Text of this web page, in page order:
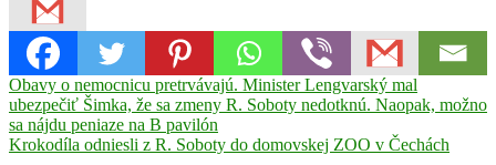
Rimavská
SobotaŠperkárstvoTimea
BlaskovicsUmenie
Navigácia
v
článku
Previous
Post:
Obavy o nemocnicu pretrvávajú. Minister Lengvarský mal
ubezpečiť Šimka, že sa zmeny R. Soboty nedotknú. Naopak, možno
sa nájdu peniaze na B pavilón
Next
Krokodíla odniesli z R. Soboty do domovskej ZOO v Čechách